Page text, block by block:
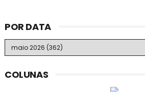
POR DATA
COLUNAS